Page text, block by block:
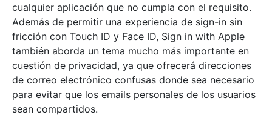
cualquier aplicación que no cumpla con el requisito.
Además de permitir una experiencia de sign-in sin
fricción con Touch ID y Face ID, Sign in with Apple
también aborda un tema mucho más importante en
cuestión de privacidad, ya que ofrecerá direcciones
de correo electrónico confusas donde sea necesario
para evitar que los emails personales de los usuarios
sean compartidos.